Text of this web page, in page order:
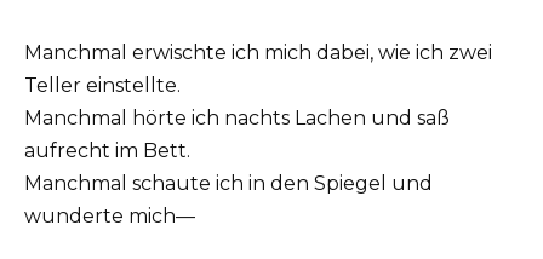
Manchmal erwischte ich mich dabei, wie ich zwei
Teller einstellte.
Manchmal hörte ich nachts Lachen und saß
aufrecht im Bett.
Manchmal schaute ich in den Spiegel und
wunderte mich—